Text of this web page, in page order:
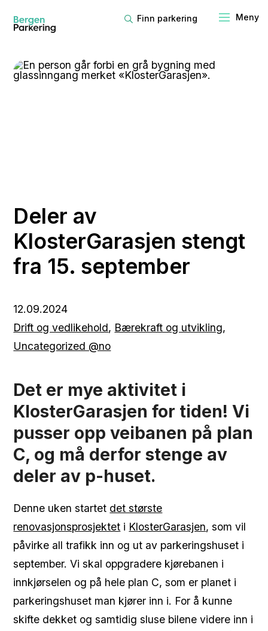
Finn parkering
Deler av
KlosterGarasjen stengt
fra 15. september
12.09.2024
Drift og vedlikehold, Bærekraft og utvikling,
Uncategorized @no
Det er mye aktivitet i
KlosterGarasjen for tiden! Vi
pusser opp veibanen på plan
C, og må derfor stenge av
deler av p-huset.
Denne uken startet det største
renovasjonsprosjektet i KlosterGarasjen, som vil
påvirke all trafikk inn og ut av parkeringshuset i
september. Vi skal oppgradere kjørebanen i
innkjørselen og på hele plan C, som er planet i
parkeringshuset man kjører inn i. For å kunne
skifte dekket og samtidig sluse bilene videre inn i